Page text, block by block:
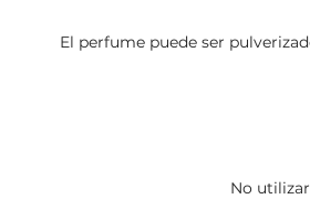
El perfume puede ser
No